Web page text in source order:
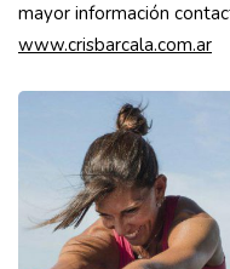
mayor información
www.crisbarcala.com.ar